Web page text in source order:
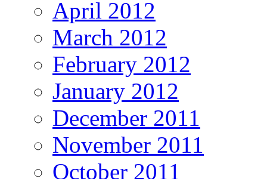
April 2012
March 2012
February 2012
January 2012
December 2011
November 2011
October 2011